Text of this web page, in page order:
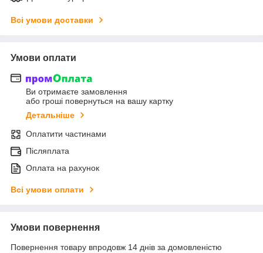
Всі умови доставки
Умови оплати
Ви отримаєте замовлення
або гроші повернуться на вашу картку
Детальніше
Оплатити частинами
Післяплата
Оплата на рахунок
Всі умови оплати
Умови повернення
Повернення товару впродовж 14 днів за домовленістю